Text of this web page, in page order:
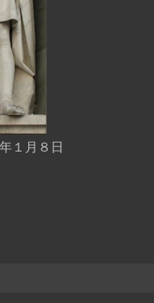
１月８日